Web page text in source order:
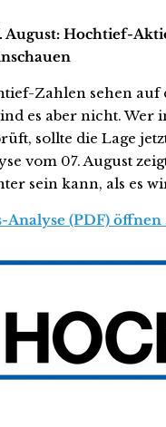
August: Hochtief-
Zahlen sehen auf
es aber nicht. Wer
sollte die Lage
vom 07. August
sein kann, als es
Analyse (PDF) öffnen